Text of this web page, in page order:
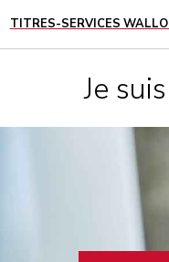
TITRES-SERVICES
Je